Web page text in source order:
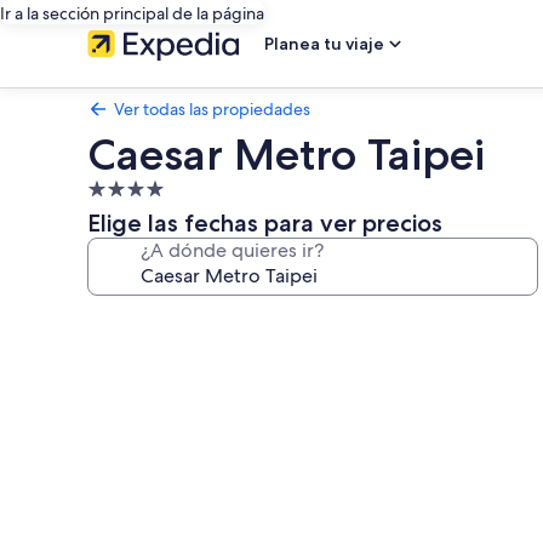
Ir a la sección principal de la página
Planea tu viaje
Ver todas las propiedades
Caesar Metro Taipei
Propiedad
de
4.0
estrellas
Elige las fechas para ver precios
¿A dónde quieres ir?